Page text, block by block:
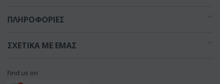
ΠΛΗΡΟΦΟΡΊΕΣ
ΣΧΕΤΙΚΆ ΜΕ ΕΜΆΣ
Find us on